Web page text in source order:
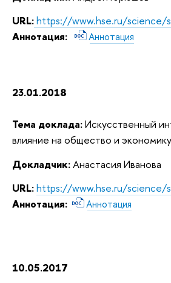
URL:https://www.hse.ru/science/
Аннотация:
Аннотация
23.01.2018
Тема доклада:Искусственный
влияние на общество и
Докладчик: Анастасия Иванова
URL:https://www.hse.ru/science/
Аннотация:
Аннотация
10.05.2017